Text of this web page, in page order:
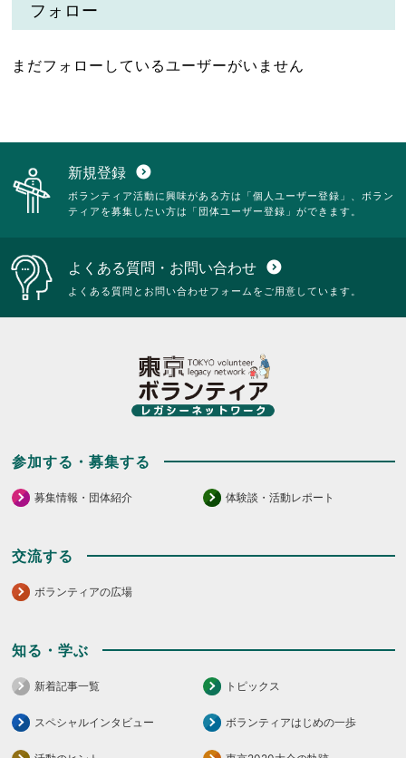
フォロー
まだフォローしているユーザーがいません
新規登録 expand_circle_down
ボランティア活動に興味がある方は「個人ユーザー登録」、ボラン
ティアを募集したい方は「団体ユーザー登録」ができます。
よくある質問・お問い合わせ expand_circle_down
よくある質問とお問い合わせフォームをご用意しています。
参加する・募集する
募集情報・団体紹介 体験談・活動レポート
交流する
ボランティアの広場
知る・学ぶ
新着記事一覧 トピックス
スペシャルインタビュー ボランティアはじめの一歩